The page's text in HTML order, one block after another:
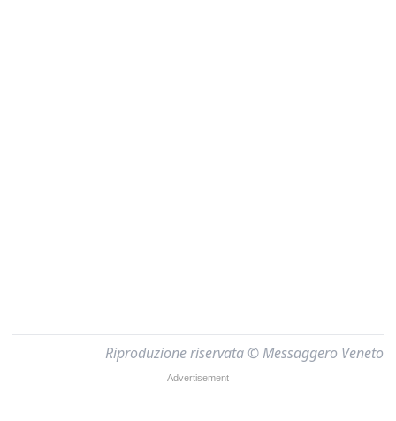
Riproduzione riservata © Messaggero Veneto